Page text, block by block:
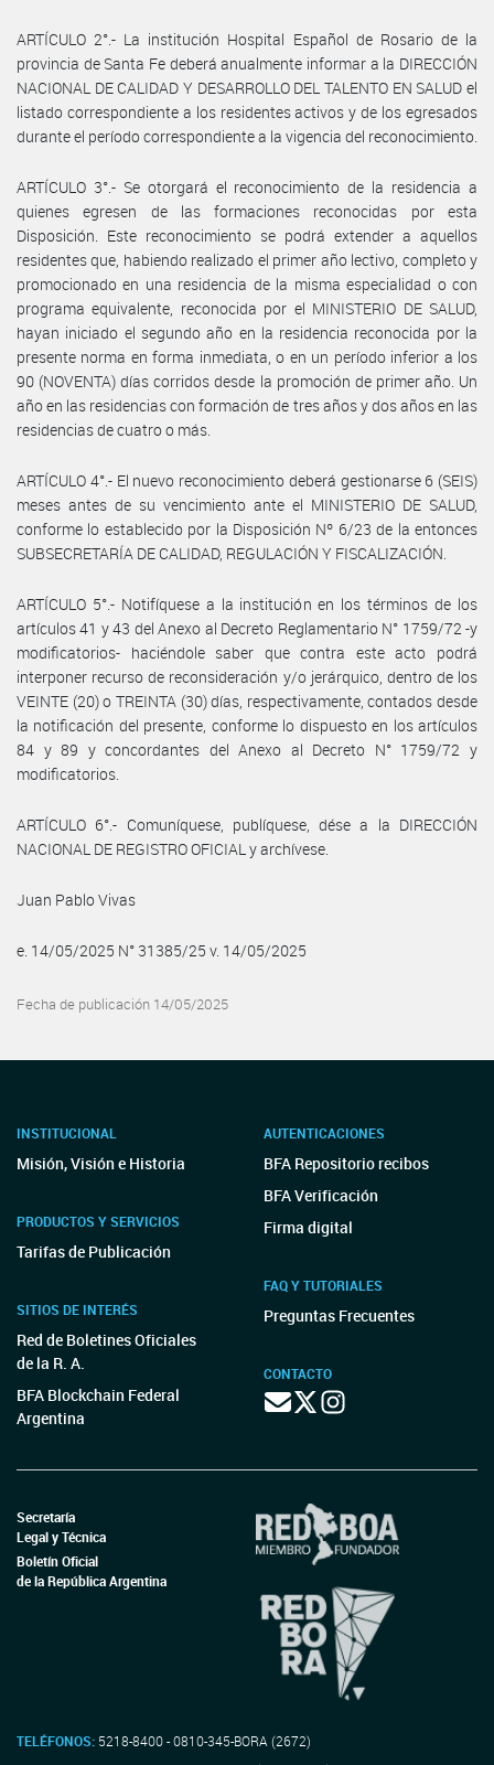
ARTÍCULO 2°.- La institución Hospital Español de Rosario de la
provincia de Santa Fe deberá anualmente informar a la DIRECCIÓN
NACIONAL DE CALIDAD Y DESARROLLO DEL TALENTO EN SALUD el
listado correspondiente a los residentes activos y de los egresados
durante el período correspondiente a la vigencia del reconocimiento.
ARTÍCULO 3°.- Se otorgará el reconocimiento de la residencia a
quienes egresen de las formaciones reconocidas por esta
Disposición. Este reconocimiento se podrá extender a aquellos
residentes que, habiendo realizado el primer año lectivo, completo y
promocionado en una residencia de la misma especialidad o con
programa equivalente, reconocida por el MINISTERIO DE SALUD,
hayan iniciado el segundo año en la residencia reconocida por la
presente norma en forma inmediata, o en un período inferior a los
90 (NOVENTA) días corridos desde la promoción de primer año. Un
año en las residencias con formación de tres años y dos años en las
residencias de cuatro o más.
ARTÍCULO 4°.- El nuevo reconocimiento deberá gestionarse 6 (SEIS)
meses antes de su vencimiento ante el MINISTERIO DE SALUD,
conforme lo establecido por la Disposición Nº 6/23 de la entonces
SUBSECRETARÍA DE CALIDAD, REGULACIÓN Y FISCALIZACIÓN.
ARTÍCULO 5°.- Notifíquese a la institución en los términos de los
artículos 41 y 43 del Anexo al Decreto Reglamentario N° 1759/72 -y
modificatorios- haciéndole saber que contra este acto podrá
interponer recurso de reconsideración y/o jerárquico, dentro de los
VEINTE (20) o TREINTA (30) días, respectivamente, contados desde
la notificación del presente, conforme lo dispuesto en los artículos
84 y 89 y concordantes del Anexo al Decreto N° 1759/72 y
modificatorios.
ARTÍCULO 6°.- Comuníquese, publíquese, dése a la DIRECCIÓN
NACIONAL DE REGISTRO OFICIAL y archívese.
Juan Pablo Vivas
e. 14/05/2025 N° 31385/25 v. 14/05/2025
Fecha de publicación 14/05/2025
INSTITUCIONAL
Misión, Visión e Historia
PRODUCTOS Y SERVICIOS
Tarifas de Publicación
SITIOS DE INTERÉS
Red de Boletines Oficiales
de la R. A.
BFA Blockchain Federal
Argentina
AUTENTICACIONES
BFA Repositorio recibos
BFA Verificación
Firma digital
FAQ Y TUTORIALES
Preguntas Frecuentes
CONTACTO
Secretaría
Legal y Técnica
Boletín Oficial
de la República Argentina
TELÉFONOS: 5218-8400 - 0810-345-BORA (2672)